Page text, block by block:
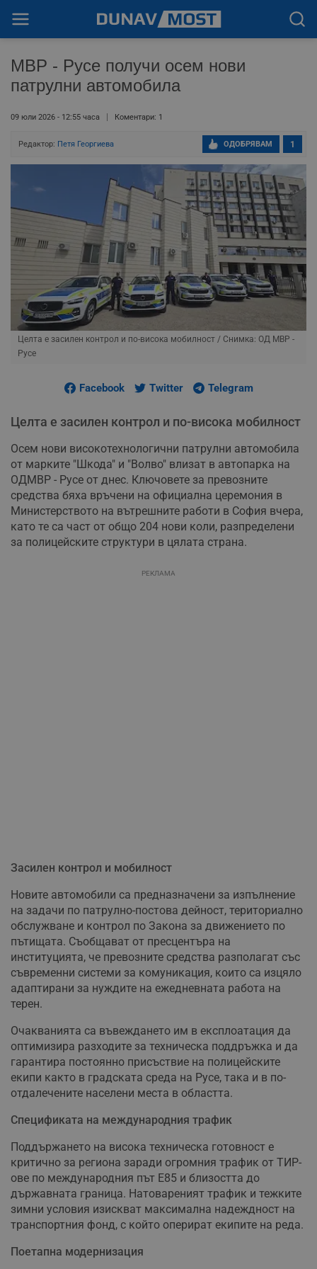
МВР - Русе получи осем нови
патрулни автомобила
09 юли 2026 - 12:55 часа Коментари: 1
Редактор: Петя Георгиева 1
ОДОБРЯВАМ
Целта е засилен контрол и по-висока мобилност / Снимка: ОД МВР -
Русе
Facebook Twitter Telegram
Целта е засилен контрол и по-висока мобилност
Осем нови високотехнологични патрулни автомобила
от марките "Шкода" и "Волво" влизат в автопарка на
ОДМВР - Русе от днес. Ключовете за превозните
средства бяха връчени на официална церемония в
Министерството на вътрешните работи в София вчера,
като те са част от общо 204 нови коли, разпределени
за полицейските структури в цялата страна.
РЕКЛАМА
Засилен контрол и мобилност
Новите автомобили са предназначени за изпълнение
на задачи по патрулно-постова дейност, териториално
обслужване и контрол по Закона за движението по
пътищата. Съобщават от пресцентъра на
институцията, че превозните средства разполагат със
съвременни системи за комуникация, които са изцяло
адаптирани за нуждите на ежедневната работа на
терен.
Очакванията са въвеждането им в експлоатация да
оптимизира разходите за техническа поддръжка и да
гарантира постоянно присъствие на полицейските
екипи както в градската среда на Русе, така и в по-
отдалечените населени места в областта.
Спецификата на международния трафик
Поддържането на висока техническа готовност е
критично за региона заради огромния трафик от ТИР-
ове по международния път Е85 и близостта до
държавната граница. Натовареният трафик и тежките
зимни условия изискват максимална надеждност на
транспортния фонд, с който оперират екипите на реда.
Поетапна модернизация